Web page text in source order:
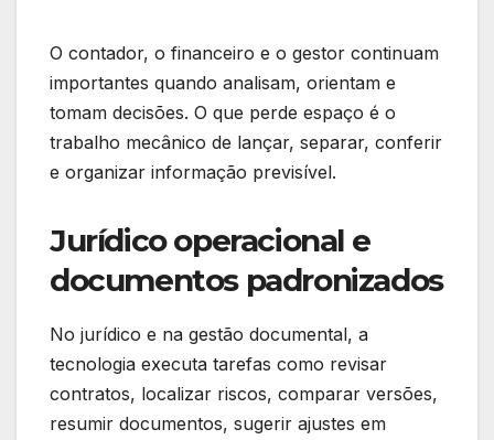
O contador, o financeiro e o gestor continuam
importantes quando analisam, orientam e
tomam decisões. O que perde espaço é o
trabalho mecânico de lançar, separar, conferir
e organizar informação previsível.
Jurídico operacional e
documentos padronizados
No jurídico e na gestão documental, a
tecnologia executa tarefas como revisar
contratos, localizar riscos, comparar versões,
resumir documentos, sugerir ajustes em